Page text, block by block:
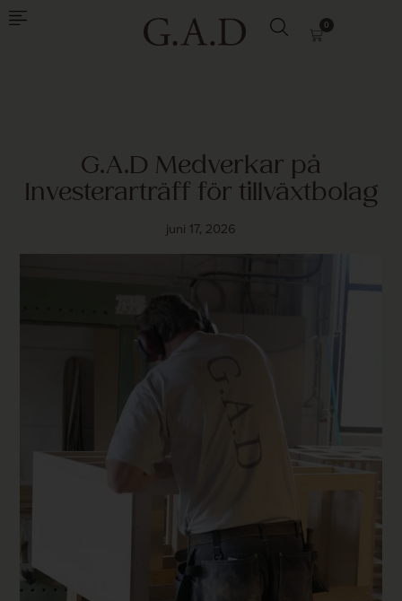
0
G.A.D Medverkar på
Investerarträff för tillväxtbolag
juni 17, 2026